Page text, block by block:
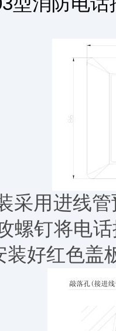
用进线管
螺钉将电
装好红色盖